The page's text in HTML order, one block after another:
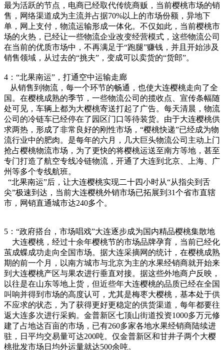
最为活跃的节点，电商已经取代传统商贩，当前樱桃市场的销
售，网络渠道成为主流并占据70%以上的市场份额，异地下
单，网上支付，物流运输形成一体化。不仅如此，当前樱桃市
场的火热，已经让一些物流企业改变经营模式，这些物流公司
在当前的优质市场中，不再满足于“跑腿”赚钱，并且开始涉及
销售领域，从过去的“挑夫”，变成可以卖货的“货郎”。
4：“北果南运”，打通空中运输走廊
从销售到物流，每一个环节的畅通，也使大连樱桃走向了全
国。在樱桃成熟的季节，一些物流公司的揽收点、宣传条幅随
处可见，车辆上都为大樱桃寄送打起了广告。每天清晨，物流
公司的冷链车已经停在了园区门口等待装货。由于大连樱桃供
求两热，形成了非常良好的刚性市场，“樱桃快递”已经成为物
流行业中的肥肉。是每年的六月，几大巨头物流公司主动上门
抢占樱桃物流市场，为了更快的将樱桃运送至南方等地，甚至
专门打造了航空专线冷链物流，开通了大连到北京、上海、广
州等多个专线航班。
“北果南运”后，让大连樱桃实现二十四小时从“从指尖到舌
尖”极速到达，当前大连樱桃外销市场已拓展到31个省市直辖
市，网销直通城市达240多个。
5：“政府搭台，市场唱戏”大连逐步成为国内精品樱桃集散地
大连樱桃，经过十余年樱桃节的市场品牌孕育，当前已经化
茧成蝶成功走向全国市场。据大连采摘网的统计，在樱桃成熟
期的前一个月，以南方城市与北京为主的水果经销商就开始来
到大连樱桃产区与果农进行垂直对接。据这些外地商户反映，
以往是在山东等地上货，但近些年大连樱桃的品质已经在全国
叫响并得到市场的高度认可，尤其是梅枣大樱桃，基本处于供
不应求的状态，为了获得更好更稳定的供货渠道，每年都要往
返大连多次进行采购。金普新区七顶山街道投资1000多万元修
建了占地达百亩的市场，已有260多家各地水果经销商陆续进
驻，日平均交易量可达200吨。仅金普新区和甘井子两个大樱
桃批发市场日均外运量就达500余吨。